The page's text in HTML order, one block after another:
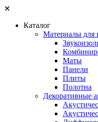
✕
Каталог
Материалы для
Маты
Панели
Плиты
Полотна
Декоративные